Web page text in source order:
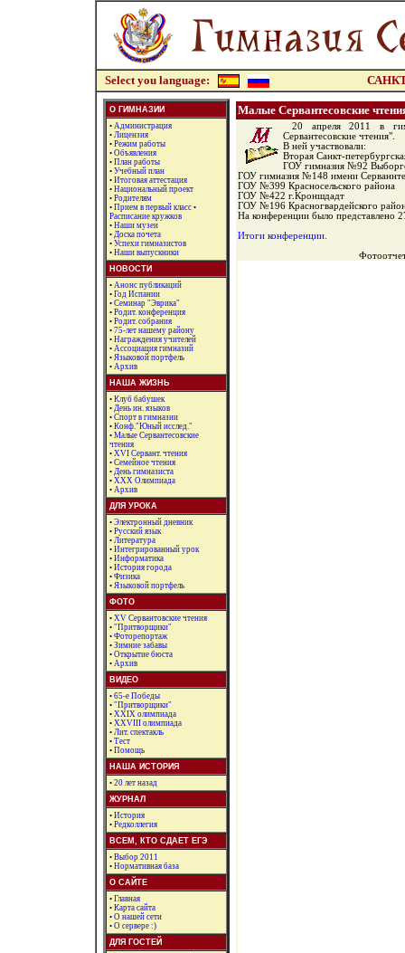
Select you language:
О ГИМНАЗИИ
• Администрация
• Лицензия
• Режим работы
• Объявления
• План работы
• Учебный план
• Итоговая аттестация
• Национальный проект
• Родителям
• Прием в первый класс •
Расписание кружков
• Наши музеи
• Доска почета
• Успехи гимназистов
• Наши выпускники
НОВОСТИ
• Анонс публикаций
• Год Испании
• Семинар "Эврика"
• Родит. конференция
• Родит. собрания
• 75-лет нашему району
• Награждения учителей
• Ассоциация гимназий
• Языковой портфель
• Архив
НАША ЖИЗНЬ
• Клуб бабушек
• День ин. языков
• Спорт в гимназии
• Конф."Юный исслед."
• Малые Сервантесовские
чтения
• XVI Сервант. чтения
• Семейное чтения
• День гимназиста
• ХХХ Олимпиада
• Архив
ДЛЯ УРОКА
• Электронный дневник
• Русский язык
• Литература
• Интегрированный урок
• Информатика
• История города
• Физика
• Языковой портфель
ФОТО
• XV Сервантовские чтения
• "Притворщики"
• Фоторепортаж
• Зимние забавы
• Открытие бюста
• Архив
ВИДЕО
• 65-е Победы
• "Притворщики"
• XXIX олимпиада
• XXVIII олимпиада
• Лит. спектакль
• Тест
• Помощь
НАША ИСТОРИЯ
• 20 лет назад
ЖУРНАЛ
• История
• Редколлегия
ВСЕМ, КТО СДАЕТ ЕГЭ
• Выбор 2011
• Нормативная база
О САЙТЕ
• Главная
• Карта сайта
• О нашей сети
• О сервере :)
ДЛЯ ГОСТЕЙ
Малые Сервантесовские
20 апреля 2011 в
Сервантесовские чтения".
В ней участвовали:
Вторая Санкт-
ГОУ гимназия №92
ГОУ гимназия №148 имени
ГОУ №399 Красносельского района
ГОУ №422 г.Кроншдадт
ГОУ №196 Красногвардейского
На конференции было представлено
Итоги конференции.